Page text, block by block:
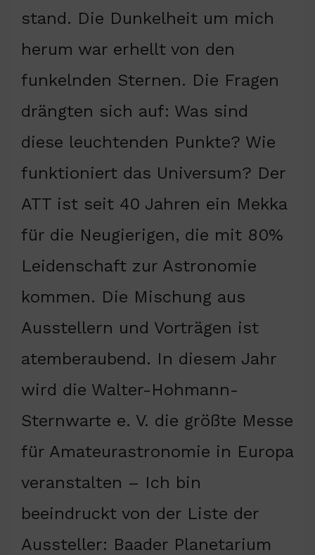
stand. Die Dunkelheit um mich
herum war erhellt von den
funkelnden Sternen. Die Fragen
drängten sich auf: Was sind
diese leuchtenden Punkte? Wie
funktioniert das Universum? Der
ATT ist seit 40 Jahren ein Mekka
für die Neugierigen, die mit 80%
Leidenschaft zur Astronomie
kommen. Die Mischung aus
Ausstellern und Vorträgen ist
atemberaubend. In diesem Jahr
wird die Walter-Hohmann-
Sternwarte e. V. die größte Messe
für Amateurastronomie in Europa
veranstalten – Ich bin
beeindruckt von der Liste der
Aussteller: Baader Planetarium